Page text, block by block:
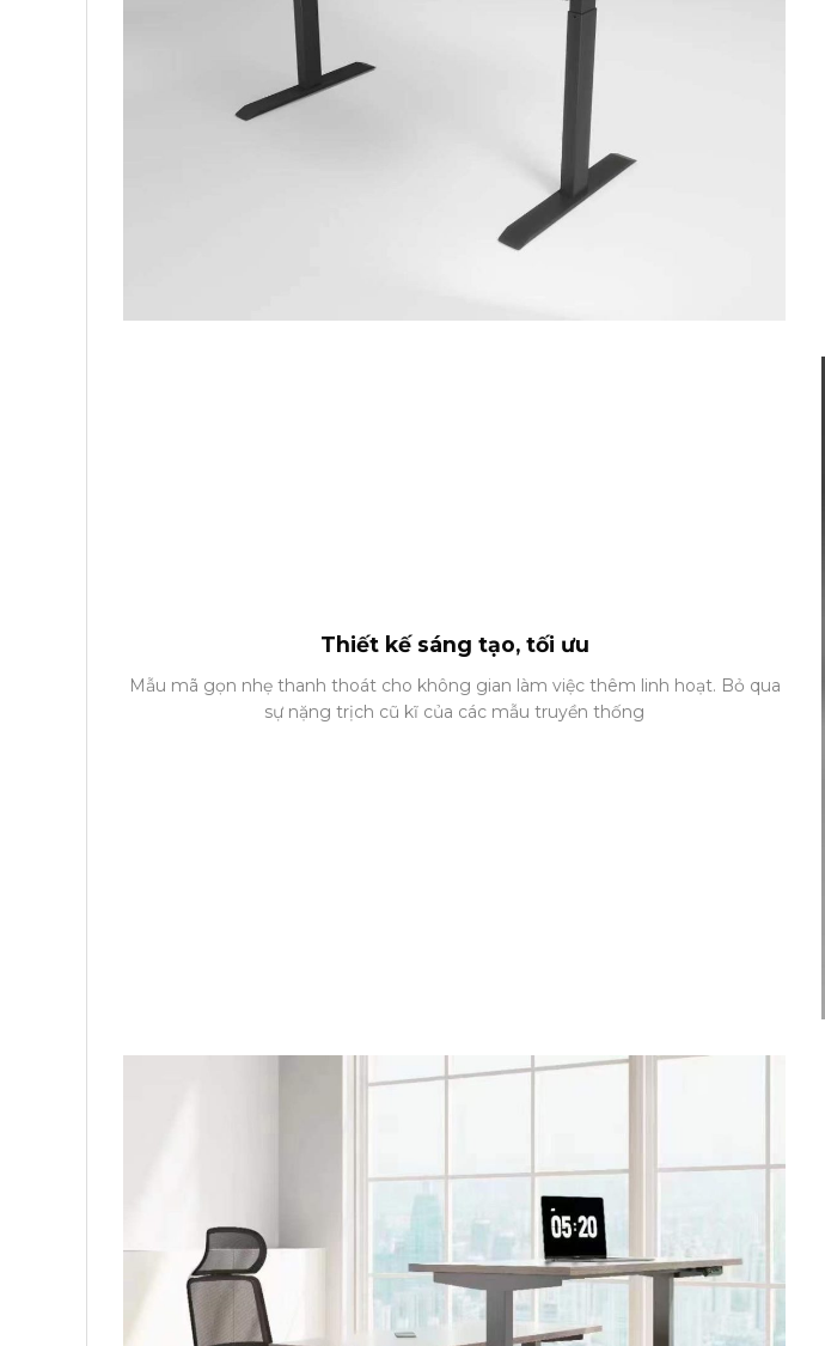
Thiết kế sáng tạo, tối ưu
Mẫu mã gọn nhẹ thanh thoát cho không gian làm việc thêm linh hoạt. Bỏ qua
sự nặng trịch cũ kĩ của các mẫu truyền thống